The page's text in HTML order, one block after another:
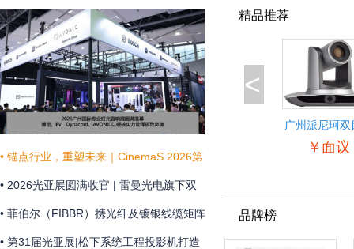
• 锚点行业，重塑未来｜CinemaS 2026第
十三届上海国际电影论坛暨展览会共振启
幕
• 2026光亚展圆满收官 | 雷曼光电旗下双
企联袂演绎“光+未来”
• 菲伯尔（FIBBR）携光纤及镀银线缆矩阵
亮相 HAVE 2026 西安国际高级视听展
• 第31届光亚展|松下系统工程投影机打造
精品推荐
<
广州派尼珂双
像机
￥面议
品牌榜